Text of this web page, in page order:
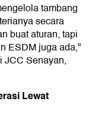
tambang
secara
buat aturan, tapi
ESDM juga ada,"
JCC Senayan,
Lewat